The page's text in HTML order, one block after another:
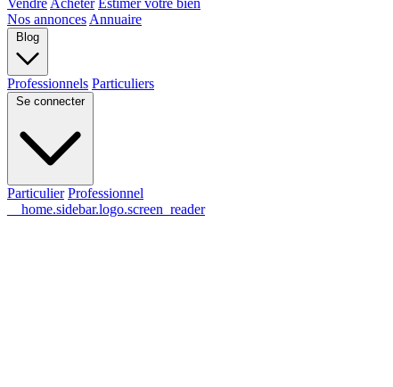
Vendre Acheter Estimer votre bien
Nos annonces Annuaire
Blog
Professionnels Particuliers
Se connecter
Particulier Professionnel
__home.sidebar.logo.screen_reader